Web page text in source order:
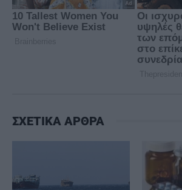
ΣΧΕΤΙΚΑ ΑΡΘΡΑ